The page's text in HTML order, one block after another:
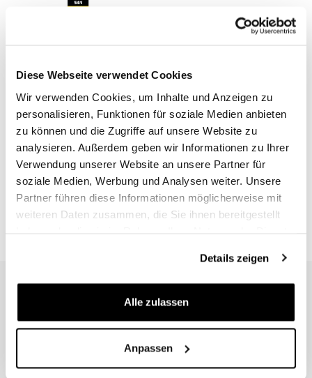
Diese Webseite verwendet Cookies
Wir verwenden Cookies, um Inhalte und Anzeigen zu
personalisieren, Funktionen für soziale Medien anbieten
zu können und die Zugriffe auf unsere Website zu
analysieren. Außerdem geben wir Informationen zu Ihrer
Verwendung unserer Website an unsere Partner für
soziale Medien, Werbung und Analysen weiter. Unsere
Partner führen diese Informationen möglicherweise mit
weiteren Daten zusammen, die Sie ihnen bereitgestellt
Details zeigen
Alle zulassen
Anpassen
Karosserie-Retuschierstift
Schwarz 541
Code: U099
€ 13,00
Abonnieren Sie unseren Newsletter